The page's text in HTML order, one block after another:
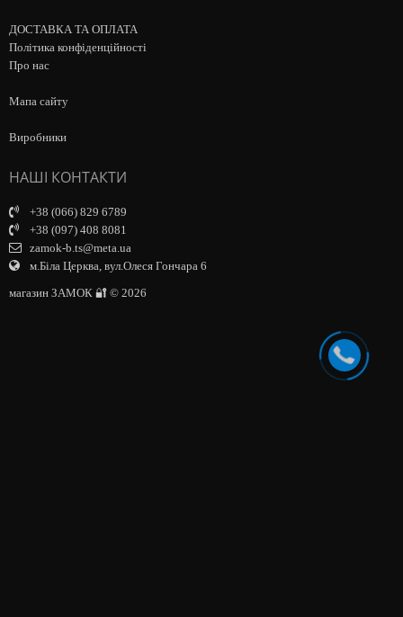
ДОСТАВКА ТА ОПЛАТА
Політика конфіденційності
Про нас
Мапа сайту
Виробники
НАШІ КОНТАКТИ
+38 (066) 829 6789
+38 (097) 408 8081
zamok-b.ts@meta.ua
м.Біла Церква, вул.Олеся Гончара 6
магазин ЗАМОК 🔐 © 2026